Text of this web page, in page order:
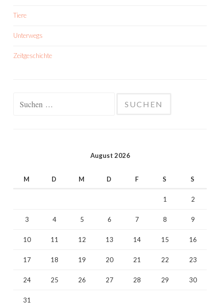
Tiere
Unterwegs
Zeitgeschichte
August 2026
M D M D F S S
1 2
3 4 5 6 7 8 9
10 11 12 13 14 15 16
17 18 19 20 21 22 23
24 25 26 27 28 29 30
31